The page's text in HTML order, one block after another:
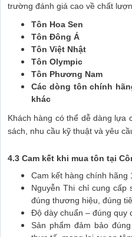
trường đánh giá cao về chất
Tôn Hoa Sen
Tôn Đông Á
Tôn Việt Nhật
Tôn Olympic
Tôn Phương Nam
Các dòng tôn chính
khác
Khách hàng có thể dễ dàng lựa
sách, nhu cầu kỹ thuật và yêu
4.3 Cam kết khi mua tôn tại
Cam kết hàng chính hãng
Nguyễn Thi chỉ cung cấp
đúng thương hiệu, đúng
Độ dày chuẩn – đúng quy
Sản phẩm đảm bảo